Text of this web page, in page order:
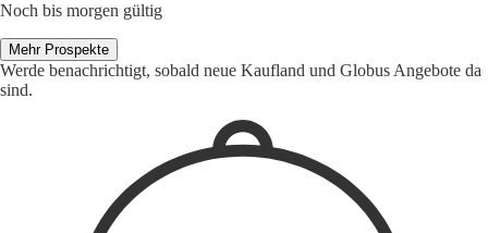
Noch bis morgen gültig
Mehr Prospekte
Werde benachrichtigt, sobald neue Kaufland und Globus Angebote da
sind.